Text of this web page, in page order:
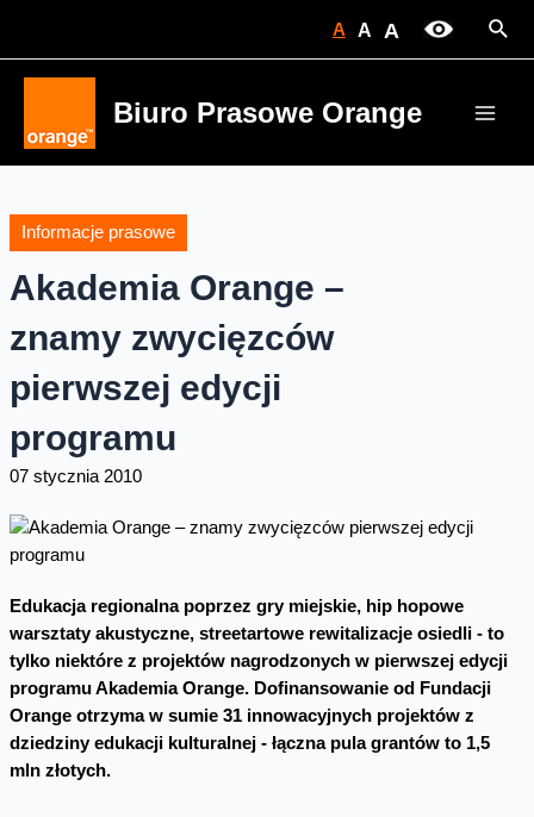
A A A
Biuro Prasowe Orange
Informacje prasowe
Akademia Orange –
znamy zwycięzców
pierwszej edycji
programu
07 stycznia 2010
Edukacja regionalna poprzez gry miejskie, hip hopowe
warsztaty akustyczne, streetartowe rewitalizacje osiedli - to
tylko niektóre z projektów nagrodzonych w pierwszej edycji
programu Akademia Orange. Dofinansowanie od Fundacji
Orange otrzyma w sumie 31 innowacyjnych projektów z
dziedziny edukacji kulturalnej - łączna pula grantów to 1,5
mln złotych.